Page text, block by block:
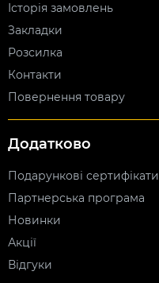
Історія замовлень
Закладки
Розсилка
Контакти
Повернення товару
Додатково
Подарункові сертифікати
Партнерська програма
Новинки
Акції
Відгуки